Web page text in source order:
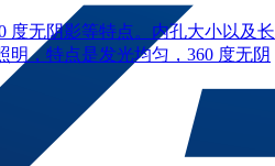
无阴影等特点。内孔大小以及长
，特点是发光均匀，360 度无阴